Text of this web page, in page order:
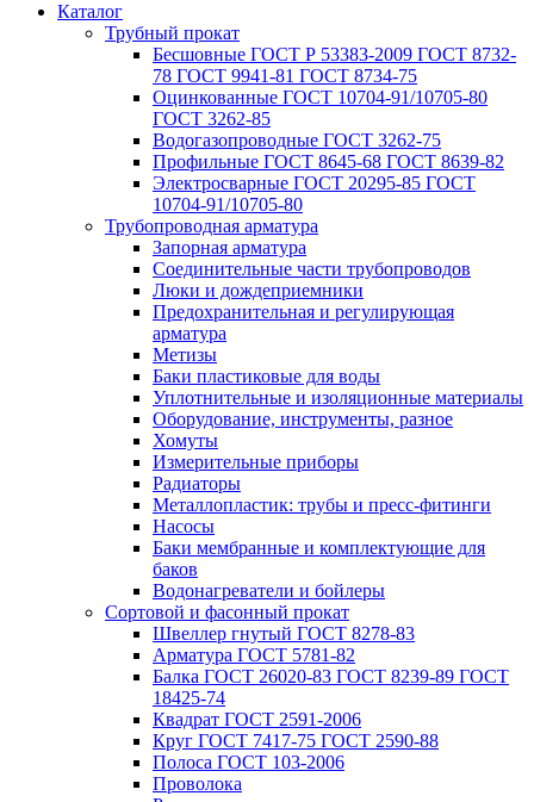
Каталог
Трубный прокат
Беcшовные ГОСТ Р 53383-2009 ГОСТ 8732-
78 ГОСТ 9941-81 ГОСТ 8734-75
Оцинкованные ГОСТ 10704-91/10705-80
ГОСТ 3262-85
Водогазопроводные ГОСТ 3262-75
Профильные ГОСТ 8645-68 ГОСТ 8639-82
Электросварные ГОСТ 20295-85 ГОСТ
10704-91/10705-80
Трубопроводная арматура
Запорная арматура
Соединительные части трубопроводов
Люки и дождеприемники
Предохранительная и регулирующая
арматура
Метизы
Баки пластиковые для воды
Уплотнительные и изоляционные материалы
Оборудование, инструменты, разное
Хомуты
Измерительные приборы
Радиаторы
Металлопластик: трубы и пресс-фитинги
Насосы
Баки мембранные и комплектующие для
баков
Водонагреватели и бойлеры
Сортовой и фасонный прокат
Швеллер гнутый ГОСТ 8278-83
Арматура ГОСТ 5781-82
Балка ГОСТ 26020-83 ГОСТ 8239-89 ГОСТ
18425-74
Квадрат ГОСТ 2591-2006
Круг ГОСТ 7417-75 ГОСТ 2590-88
Полоса ГОСТ 103-2006
Проволока